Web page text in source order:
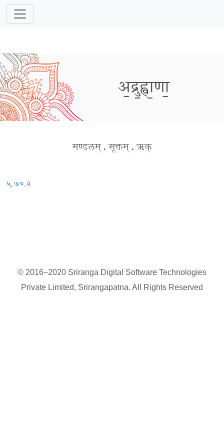
अ॒द्रु॒ह्वा॒णा॒
मण्डलम् . सूक्तम् . ऋक्
५.७०.२
© 2016–2020 Sriranga Digital Software Technologies
Private Limited, Srirangapatna. All Rights Reserved